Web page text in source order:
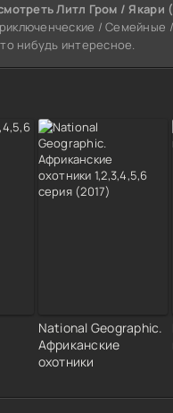
Литл Гром / Якари
/ Семейные
нибудь интересное.
National Geographic.
Африканские
охотники